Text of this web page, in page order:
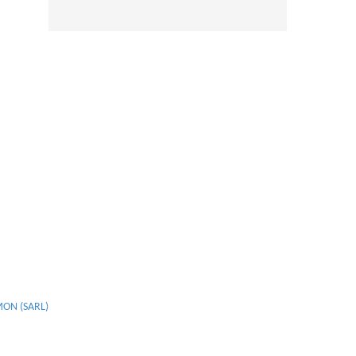
(SARL)